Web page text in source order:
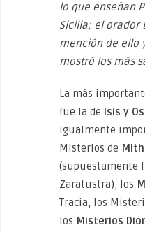
lo que enseñan
Sicilia; el orador
mención de ello
mostró los más
La más
fue la de Isis y
igualmente
Misterios de
(supuestamente
Zaratustra), los
Tracia, los
los Misterios